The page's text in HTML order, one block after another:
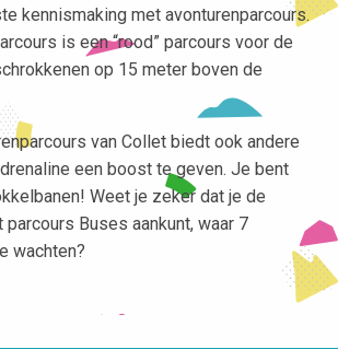
kennismaking met avonturenparcours.
is een “rood” parcours voor de
op 15 meter boven de
van Collet biedt ook andere
een boost te geven. Je bent
Weet je zeker dat je de
parcours Buses aankunt, waar 7
wachten?